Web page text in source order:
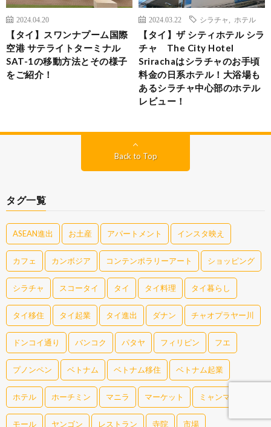
2024.04.20
【タイ】スワンナプーム国際
空港 サテライトターミナル
SAT-1の移動方法とその様子
をご紹介！
2024.03.22 シラチャ ホテル
【タイ】ザ シティホテル シラ
チャ The City Hotel
Srirachaはシラチャのお手頃
料金の日系ホテル！大浴場も
あるシラチャ中心部のホテル
レビュー！
Back to Top
タグ一覧
ASEAN進出 お土産 アパートメント インスタ映え
カフェ カンボジア コンテンポラリーアート ショッピング
シラチャ スコータイ タイ タイ料理 タイ暮らし
タイ移住 タイ起業 タイ進出 ダナン チャオプラヤー川
ドンコイ通り バンコク パタヤ フィリピン フエ
プノンペン ベトナム ベトナム移住 ベトナム起業
ホテル ホーチミン マニラ マーケット ミャンマー
モール ヤンゴン レストラン 寺院 市場